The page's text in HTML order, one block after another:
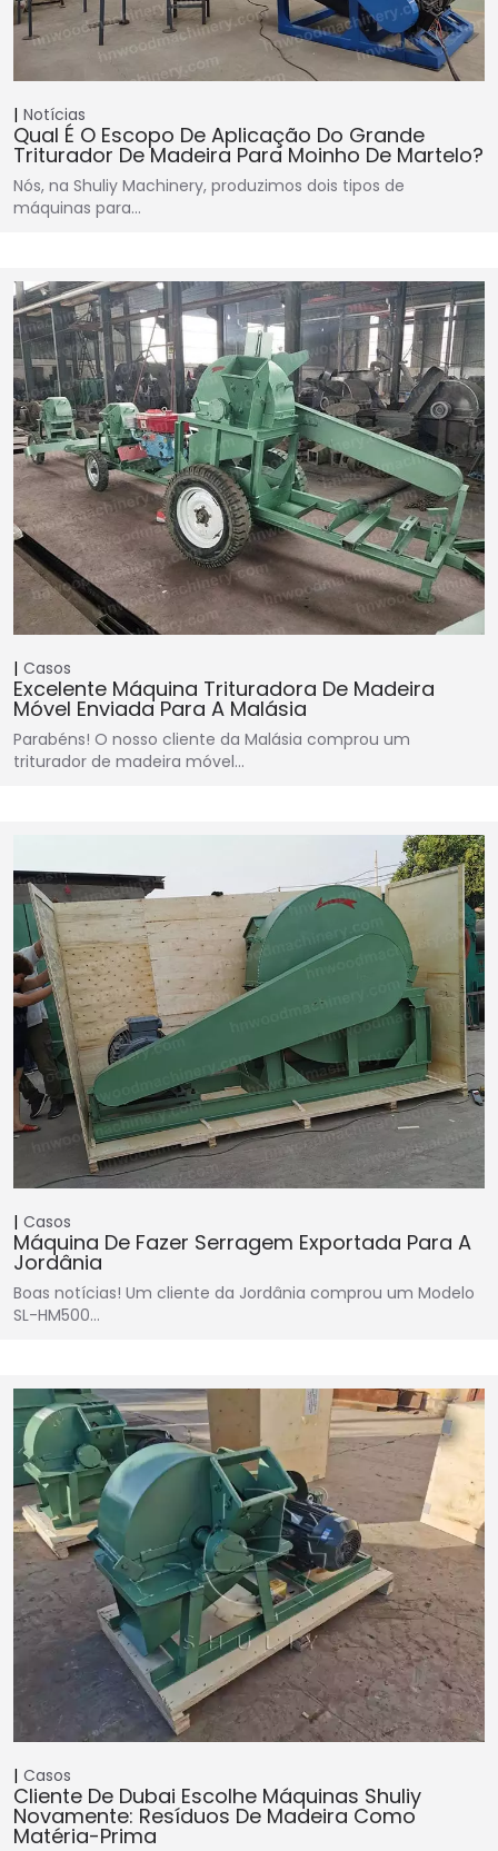
Notícias
Qual É O Escopo De Aplicação Do Grande
Triturador De Madeira Para Moinho De Martelo?
Nós, na Shuliy Machinery, produzimos dois tipos de
máquinas para…
Casos
Excelente Máquina Trituradora De Madeira
Móvel Enviada Para A Malásia
Parabéns! O nosso cliente da Malásia comprou um
triturador de madeira móvel…
Casos
Máquina De Fazer Serragem Exportada Para A
Jordânia
Boas notícias! Um cliente da Jordânia comprou um Modelo
SL-HM500…
Casos
Cliente De Dubai Escolhe Máquinas Shuliy
Novamente: Resíduos De Madeira Como
Matéria-Prima